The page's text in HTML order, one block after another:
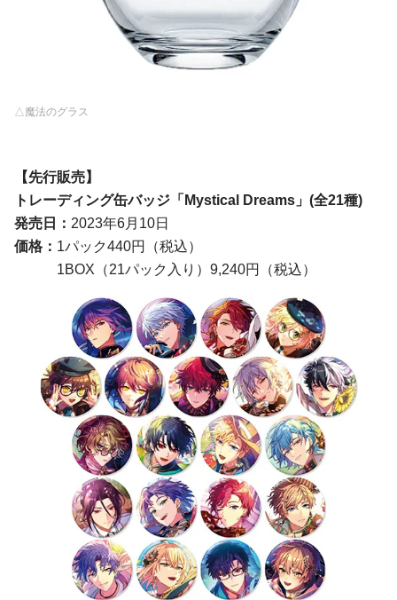
△魔法のグラス
【先行販売】
トレーディング缶バッジ「Mystical Dreams」 (全21種)
発売日： 2023年6月10日
価格： 1パック440円（税込）
1BOX（21パック入り）9,240円（税込）